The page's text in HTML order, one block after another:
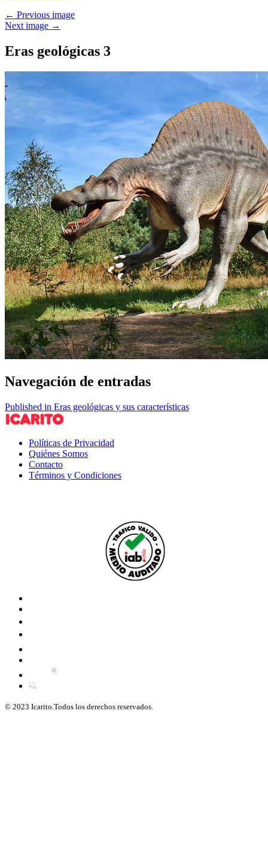
← Previous image
Next image →
Eras geológicas 3
Navegación de entradas
Published in Eras geológicas y sus características
Políticas de Privacidad
Quiénes Somos
Contacto
Términos y Condiciones
© 2023 Icarito.Todos los derechos reservados.